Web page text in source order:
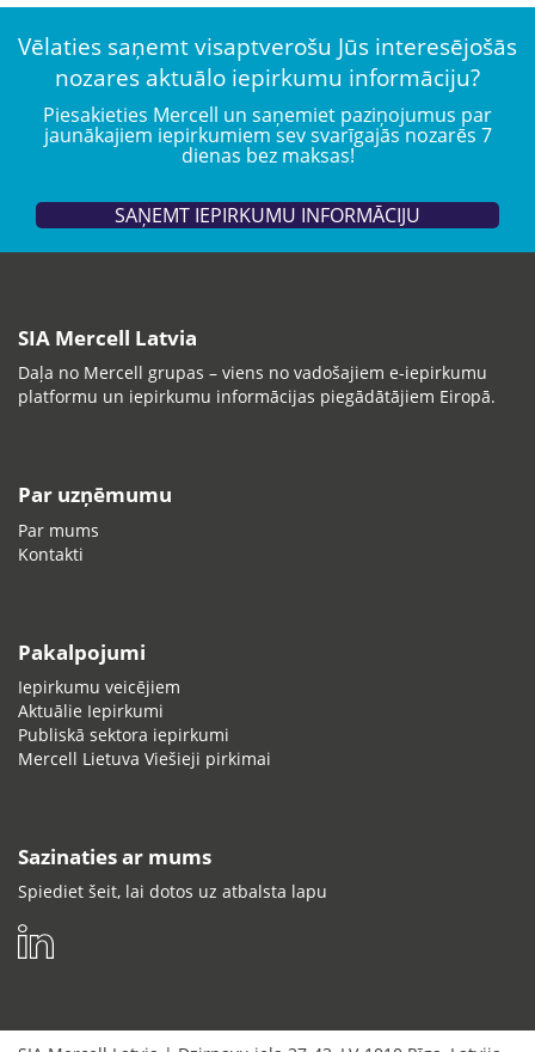
Vēlaties saņemt visaptverošu Jūs interesējošās
nozares aktuālo iepirkumu informāciju?
Piesakieties Mercell un saņemiet paziņojumus par
jaunākajiem iepirkumiem sev svarīgajās nozarēs 7
dienas bez maksas!
SAŅEMT IEPIRKUMU INFORMĀCIJU
SIA Mercell Latvia
Daļa no Mercell grupas – viens no vadošajiem e-iepirkumu
platformu un iepirkumu informācijas piegādātājiem Eiropā.
Par uzņēmumu
Par mums
Kontakti
Pakalpojumi
Iepirkumu veicējiem
Aktuālie Iepirkumi
Publiskā sektora iepirkumi
Mercell Lietuva Viešieji pirkimai
Sazinaties ar mums
Spiediet šeit, lai dotos uz atbalsta lapu